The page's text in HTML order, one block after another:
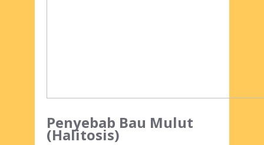
Penyebab Bau Mulut
(Halitosis)